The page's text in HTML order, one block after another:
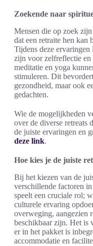
Zoekende naar
Mensen die op zoek
dat een retraite hen kan
Tijdens deze ervaringen
zijn voor zelfreflectie
meditatie en yoga
stimuleren. Dit
gezondheid, maar ook
gedachten.
Wie de mogelijkheden
over de diverse retreats
de juiste ervaringen en
deze link.
Hoe kies je de juiste
Bij het kiezen van de
verschillende factoren
speelt een cruciale rol;
culturele ervaring
overweging, aangezien
beschikbaar zijn. Het is
er in het pakket is
accommodatie en